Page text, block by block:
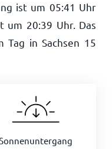
ist um 05:41 Uhr
um 20:39 Uhr. Das
Tag in Sachsen 15